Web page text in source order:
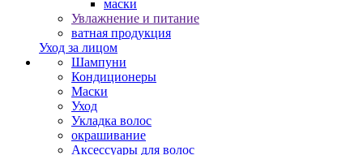
маски
Увлажнение и питание
ватная продукция
Уход за лицом
Шампуни
Кондиционеры
Маски
Уход
Укладка волос
окрашивание
Аксессуары для волос